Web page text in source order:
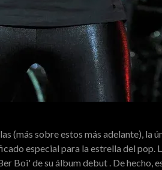
(más sobre estos más adelante), la
especial para la estrella del pop.
Boi' de su álbum debut . De hecho,